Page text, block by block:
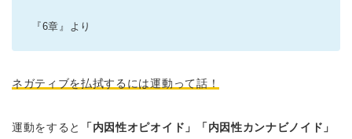
『6章』より
ネガティブを払拭するには運動って話！
運動をすると
「内因性オピオイド」「内因性カンナビノイド」